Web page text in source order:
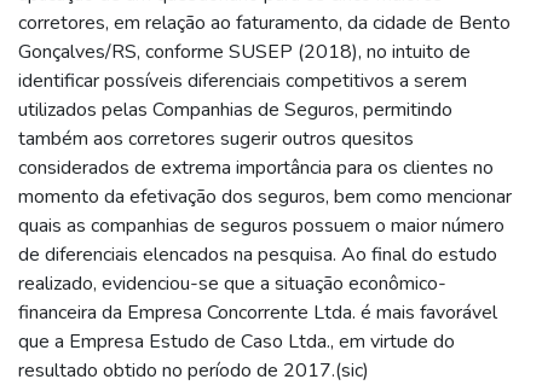
corretores, em relação ao faturamento, da cidade de Bento
Gonçalves/RS, conforme SUSEP (2018), no intuito de
identificar possíveis diferenciais competitivos a serem
utilizados pelas Companhias de Seguros, permitindo
também aos corretores sugerir outros quesitos
considerados de extrema importância para os clientes no
momento da efetivação dos seguros, bem como mencionar
quais as companhias de seguros possuem o maior número
de diferenciais elencados na pesquisa. Ao final do estudo
realizado, evidenciou-se que a situação econômico-
financeira da Empresa Concorrente Ltda. é mais favorável
que a Empresa Estudo de Caso Ltda., em virtude do
resultado obtido no período de 2017.(sic)